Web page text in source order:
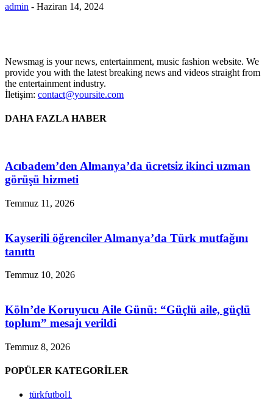
admin - Haziran 14, 2024
Newsmag is your news, entertainment, music fashion website. We
provide you with the latest breaking news and videos straight from
the entertainment industry.
İletişim: contact@yoursite.com
DAHA FAZLA HABER
Acıbadem’den Almanya’da ücretsiz ikinci uzman
görüşü hizmeti
Temmuz 11, 2026
Kayserili öğrenciler Almanya’da Türk mutfağını
tanıttı
Temmuz 10, 2026
Köln’de Koruyucu Aile Günü: “Güçlü aile, güçlü
toplum” mesajı verildi
Temmuz 8, 2026
POPÜLER KATEGORİLER
türkfutbol1